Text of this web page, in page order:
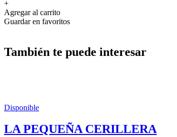
+
Agregar al carrito
Guardar en favoritos
También te puede interesar
Disponible
LA PEQUEÑA CERILLERA